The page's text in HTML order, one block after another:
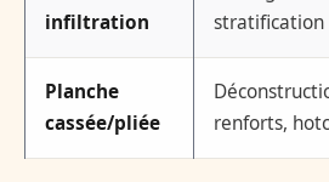
infiltration
stratification
Planche
cassée/pliée
renforts,